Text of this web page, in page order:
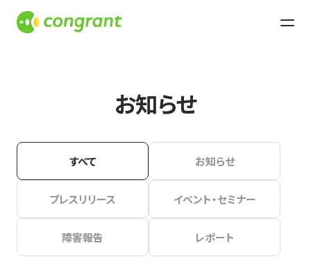
お知らせ
すべて お知らせ
プレスリリース イベント・セミナー
障害報告 レポート